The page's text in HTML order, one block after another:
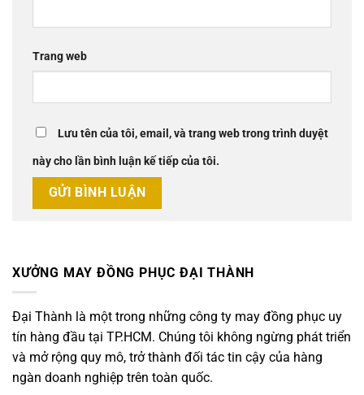
Trang web
Lưu tên của tôi, email, và trang web trong trình duyệt
này cho lần bình luận kế tiếp của tôi.
XƯỞNG MAY ĐỒNG PHỤC ĐẠI THÀNH
Đại Thành là một trong những công ty may đồng phục uy
tín hàng đầu tại TP.HCM. Chúng tôi không ngừng phát triển
và mở rộng quy mô, trở thành đối tác tin cậy của hàng
ngàn doanh nghiệp trên toàn quốc.